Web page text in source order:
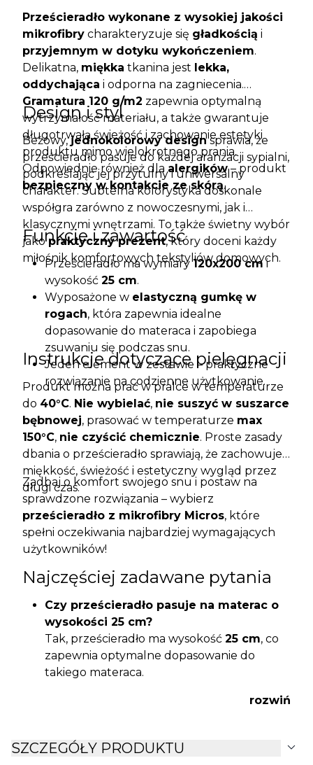
Prześcieradło wykonane z wysokiej jakości
mikrofibry charakteryzuje się gładkością i
przyjemnym w dotyku wykończeniem.
Delikatna, miękka tkanina jest lekka,
oddychająca i odporna na zagniecenia.
Gramatura 120 g/m2 zapewnia optymalną
wytrzymałość materiału, a także gwarantuje
długotrwałą świeżość i zachowanie estetyki
produktu mimo wielokrotnego prania.
Odpowiednie również dla alergików– produkt
bezpieczny w kontakcie ze skórą.
Design i styl
Beżowy,jednokolorowy designsprawia, że
prześcieradło pasuje do każdej aranżacji sypialni,
podkreślając jej przytulny i uniwersalny
charakter. Subtelna kolorystyka doskonale
współgra zarówno z nowoczesnymi, jak i
klasycznymi wnętrzami. To także świetny wybór
jakopraktyczny prezent, który doceni każdy
miłośnik komfortowych tekstyliów domowych.
Funkcje i zawartość
Prześcieradło ma wymiary120x200 cmi
wysokość 25 cm.
Wyposażone w elastyczną gumkę w
rogach, która zapewnia idealne
dopasowanie do materaca i zapobiega
zsuwaniu się podczas snu.
Jeden element w zestawie – praktyczne
rozwiązanie na codzienne użytkowanie.
Instrukcje dotyczące pielęgnacji
Produkt można prać w pralce w temperaturze
do 40°C. Nie wybielać, nie suszyć w suszarce
bębnowej, prasować w temperaturze max
150°C, nie czyścić chemicznie. Proste zasady
dbania o prześcieradło sprawiają, że zachowuje
miękkość, świeżość i estetyczny wygląd przez
długi czas.
Zadbaj o komfort swojego snu i postaw na
sprawdzone rozwiązania – wybierz
prześcieradło z mikrofibry Micros, które
spełni oczekiwania najbardziej wymagających
użytkowników!
Najczęściej zadawane pytania
Czy prześcieradło pasuje na materac o
wysokości 25 cm?
Tak, prześcieradło ma wysokość 25 cm, co
zapewnia optymalne dopasowanie do
takiego materaca.
także dla osób o wrażliwej skórze.
Jak pielęgnować prześcieradło z
rozwiń
SZCZEGÓŁY PRODUKTU expand_more